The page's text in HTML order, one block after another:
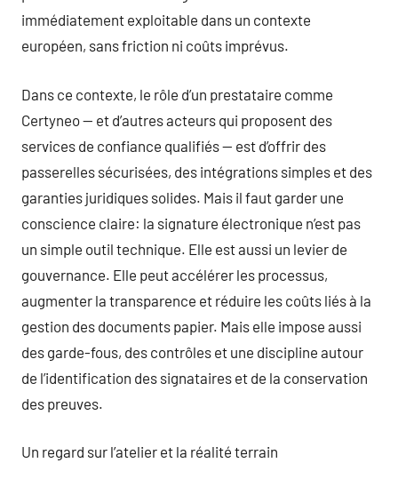
immédiatement exploitable dans un contexte
européen, sans friction ni coûts imprévus.
Dans ce contexte, le rôle d’un prestataire comme
Certyneo — et d’autres acteurs qui proposent des
services de confiance qualifiés — est d’offrir des
passerelles sécurisées, des intégrations simples et des
garanties juridiques solides. Mais il faut garder une
conscience claire: la signature électronique n’est pas
un simple outil technique. Elle est aussi un levier de
gouvernance. Elle peut accélérer les processus,
augmenter la transparence et réduire les coûts liés à la
gestion des documents papier. Mais elle impose aussi
des garde-fous, des contrôles et une discipline autour
de l’identification des signataires et de la conservation
des preuves.
Un regard sur l’atelier et la réalité terrain